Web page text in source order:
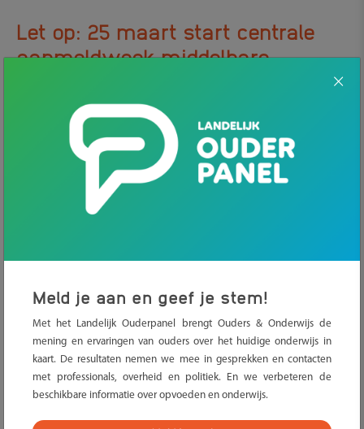
Let op: 25 maart start centrale
aanmeldweek middelbare
.
21 MAART 2024 NIEUWS
Wil je je kind aanmelden voor de middelbare school? Dit doe je
vanaf dit jaar tijdens de centrale aanmeldweek. De centrale
aanmeldweek is van 25 maart tot en met 31 maart 2024.
aanmeldweek. Tijdens deze week
melde
alle leerlingen
tegelijkertijd , waardoor iedereen
heeft om op de school van hun
keuze te komen.
Lees meer over het aanmelden voor de
middelbare school
Meld je aan en geef je stem!
Met het Landelijk Ouderpanel brengt Ouders & Onderwijs de
mening en ervaringen van ouders over het huidige onderwijs in
kaart. De resultaten nemen we mee in gesprekken en contacten
met professionals, overheid en politiek. En we verbeteren de
beschikbare informatie over opvoeden en onderwijs.